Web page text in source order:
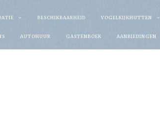
BESCHIKBAARHEID VOGELKIJKHUTTEN
AUTOHUUR GASTENBOEK AANBIEDINGEN